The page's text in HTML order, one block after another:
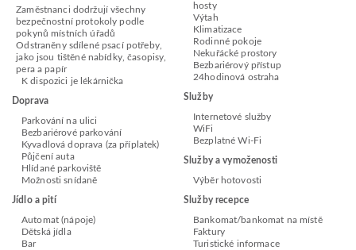
Zaměstnanci dodržují všechny
bezpečnostní protokoly podle
pokynů místních úřadů
Odstraněny sdílené psací potřeby,
jako jsou tištěné nabídky, časopisy,
pera a papír
K dispozici je lékárnička
Doprava
Parkování na ulici
Bezbariérové parkování
Kyvadlová doprava (za příplatek)
Půjčení auta
Hlídané parkoviště
Možnosti snídaně
Jídlo a pití
Automat (nápoje)
Dětská jídla
Bar
hosty
Výtah
Klimatizace
Rodinné pokoje
Nekuřácké prostory
Bezbariérový přístup
24hodinová ostraha
Služby
Internetové služby
WiFi
Bezplatné Wi-Fi
Služby a vymoženosti
Výběr hotovosti
Služby recepce
Bankomat/bankomat na místě
Faktury
Turistické informace